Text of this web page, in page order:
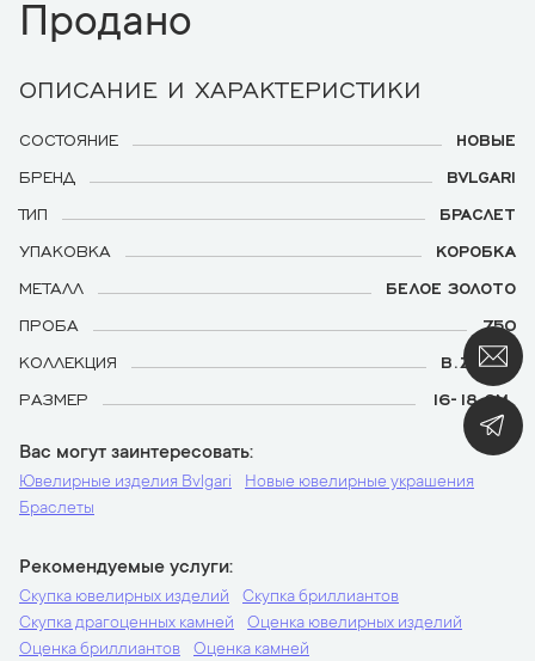
Продано
ОПИСАНИЕ И ХАРАКТЕРИСТИКИ
СОСТОЯНИЕ
НОВЫЕ
БРЕНД
BVLGARI
ТИП
БРАСЛЕТ
УПАКОВКА
КОРОБКА
МЕТАЛЛ
БЕЛОЕ ЗОЛОТО
ПРОБА
750
КОЛЛЕКЦИЯ
B.ZERO1
РАЗМЕР
16-18 СМ.
Вас могут заинтересовать
Ювелирные изделия Bvlgari
Новые ювелирные украшения
Браслеты
Рекомендуемые услуги
Скупка ювелирных изделий
Скупка бриллиантов
Скупка драгоценных камней
Оценка ювелирных изделий
Оценка бриллиантов
Оценка камней